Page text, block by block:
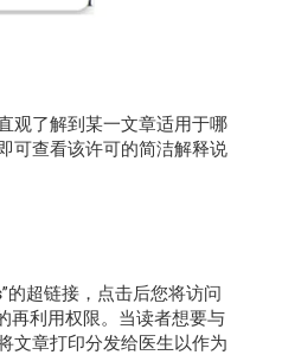
观了解到某一文章适用于哪
可查看该许可的简洁解释说
”的超链接，点击后您将访问
再利用权限。当读者想要与
文章打印分发给医生以作为